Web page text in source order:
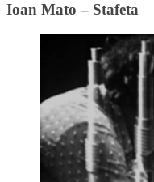
Ioan Mato – Stafeta